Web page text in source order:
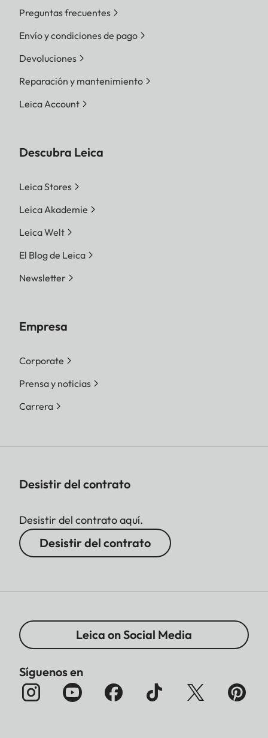
Preguntas frecuentes
Envío y condiciones de pago
Devoluciones
Reparación y mantenimiento
Leica Account
Descubra Leica
Leica Stores
Leica Akademie
Leica Welt
El Blog de Leica
Newsletter
Empresa
Corporate
Prensa y noticias
Carrera
Desistir del contrato
Desistir del contrato aquí.
Desistir del contrato
Leica on Social Media
Síguenos en